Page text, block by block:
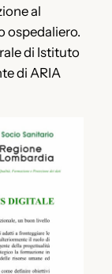
al
ospedaliero.
di Istituto
di ARIA